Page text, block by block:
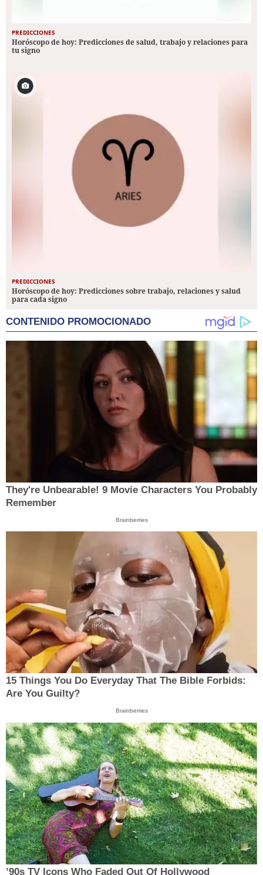
PREDICCIONES
Horóscopo de hoy: Predicciones de salud, trabajo y relaciones para
tu signo
PREDICCIONES
Horóscopo de hoy: Predicciones sobre trabajo, relaciones y salud
para cada signo
CONTENIDO PROMOCIONADO
They're Unbearable! 9 Movie Characters You Probably
Remember
Brainberries
15 Things You Do Everyday That The Bible Forbids:
Are You Guilty?
Brainberries
’90s TV Icons Who Faded Out Of Hollywood